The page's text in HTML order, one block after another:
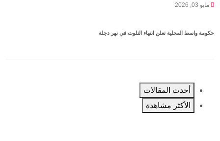
مايو 03, 2026
حكومة واسط المحلية تعلن انتهاء التلوث في نهر دجلة
أحدث المقالات
الأكثر مشاهدة